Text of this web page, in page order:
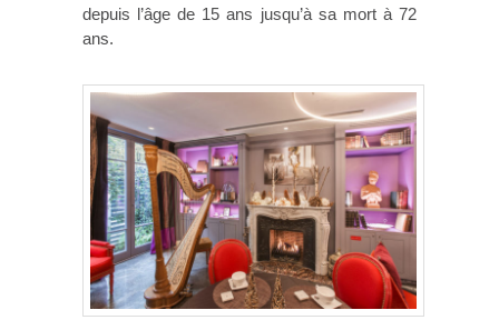
depuis l’âge de 15 ans jusqu’à sa mort à 72
ans.